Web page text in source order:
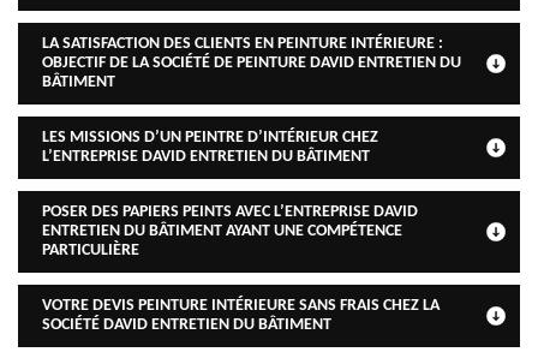
LA SATISFACTION DES CLIENTS EN PEINTURE INTÉRIEURE :
OBJECTIF DE LA SOCIÉTÉ DE PEINTURE DAVID ENTRETIEN DU
BÂTIMENT
LES MISSIONS D’UN PEINTRE D’INTÉRIEUR CHEZ
L’ENTREPRISE DAVID ENTRETIEN DU BÂTIMENT
POSER DES PAPIERS PEINTS AVEC L’ENTREPRISE DAVID
ENTRETIEN DU BÂTIMENT AYANT UNE COMPÉTENCE
PARTICULIÈRE
VOTRE DEVIS PEINTURE INTÉRIEURE SANS FRAIS CHEZ LA
SOCIÉTÉ DAVID ENTRETIEN DU BÂTIMENT